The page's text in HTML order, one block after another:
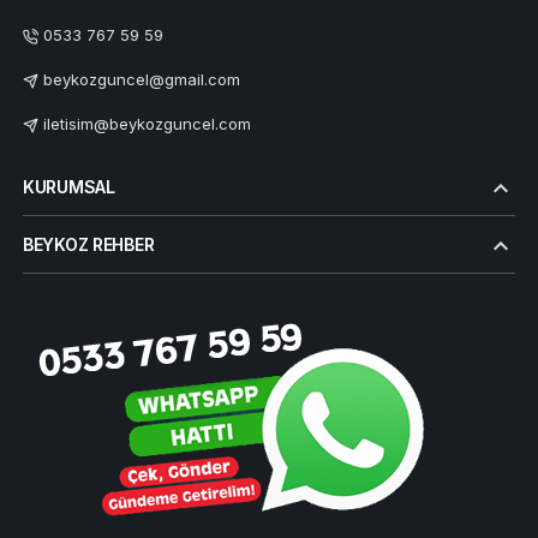
0533 767 59 59
beykozguncel@gmail.com
iletisim@beykozguncel.com
KURUMSAL
BEYKOZ REHBER